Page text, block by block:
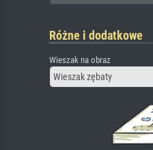
Różne i dodatkowe
Wieszak na obraz
Wieszak zębaty